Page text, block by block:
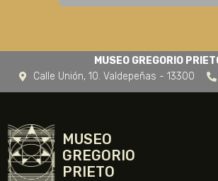
MUSEO GREGORIO
Calle Unión, 10. Valdepeñas - 13300
MUSEO
GREGORIO
PRIETO